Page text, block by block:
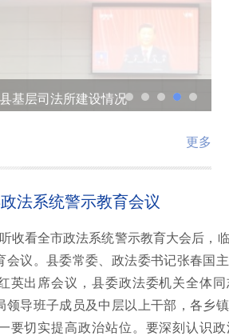
基层司法所建设情况
更多
法系统警示教育会议
收看全市政法系统警示教育大会后，
会议。县委常委、政法委书记张春国
英出席会议，县委政法委机关全体
领导班子成员及中层以上干部，各乡
要切实提高政治站位。要深刻认识